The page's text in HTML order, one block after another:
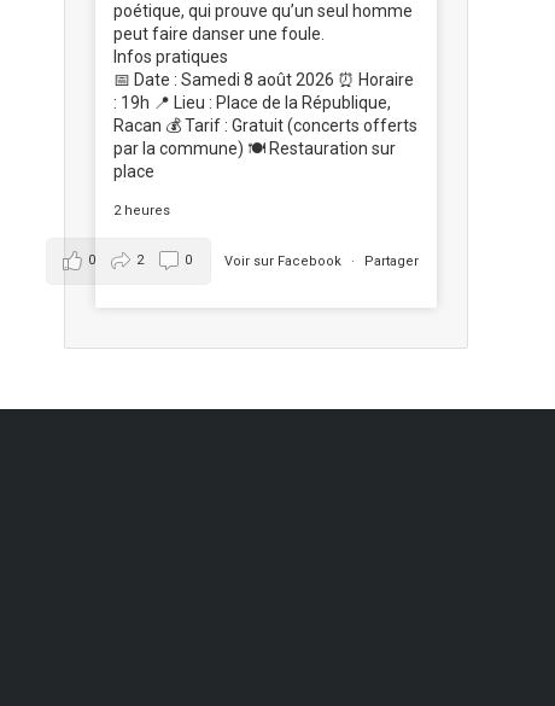
poétique, qui prouve qu’un seul homme
peut faire danser une foule.
Infos pratiques
📅 Date : Samedi 8 août 2026 ⏰ Horaire
: 19h 📍 Lieu : Place de la République,
Racan 💰 Tarif : Gratuit (concerts offerts
par la commune) 🍽️ Restauration sur
place
2 heures
Voir sur Facebook · Partager
0 2 0